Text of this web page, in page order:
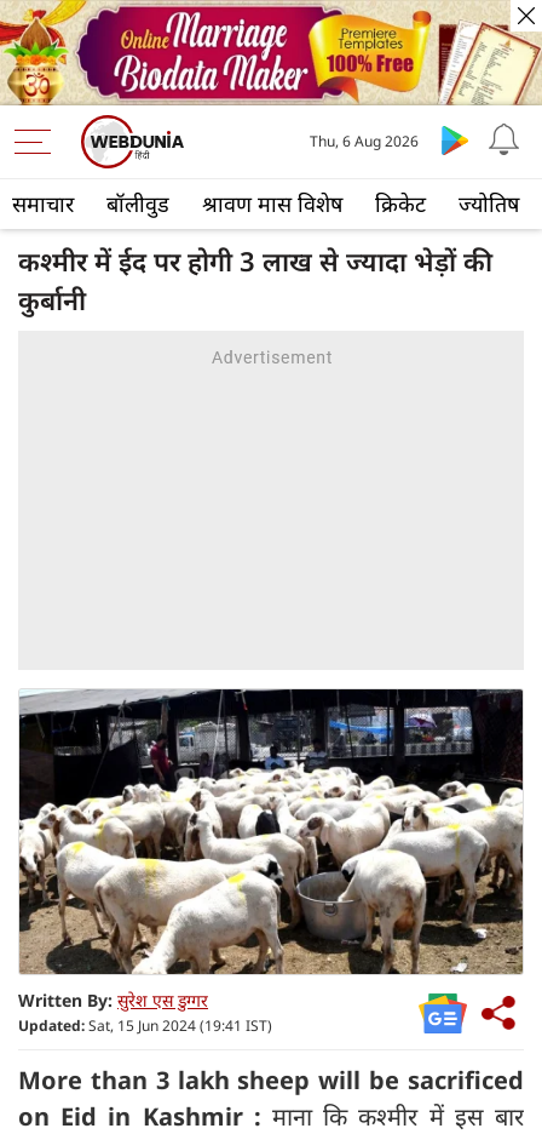
समाचार बॉलीवुड श्रावण मास विशेष क्रिकेट ज्योतिष
Thu, 6 Aug 2026
कश्मीर में ईद पर होगी 3 लाख से ज्यादा भेड़ों की
कुर्बानी
Written By: सुरेश एस डुग्गर
Updated:Sat, 15 Jun 2024 (19:41 IST)
More than 3 lakh sheep will be sacrificed
on Eid in Kashmir : माना कि कश्मीर में इस बार